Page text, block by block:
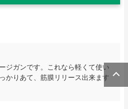
ジガンです。これなら軽くて使い
かりあて、筋膜リリース出来ます